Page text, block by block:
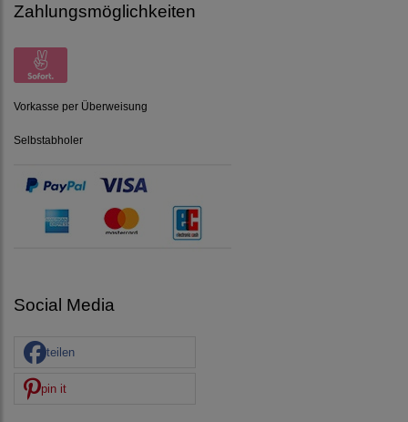
Zahlungsmöglichkeiten
Vorkasse per Überweisung
Selbstabholer
Social Media
teilen
pin it